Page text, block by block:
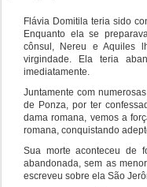
Flávia Domitila teria sido
Enquanto ela se
cônsul, Nereu e Aquiles
virgindade. Ela teria
imediatamente.
Juntamente com
de Ponza, por ter
dama romana, vemos a
romana, conquistando
Sua morte aconteceu de
abandonada, sem as
escreveu sobre ela São